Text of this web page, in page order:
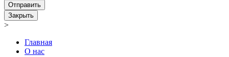
Отправить
Закрыть
>
Главная
О нас